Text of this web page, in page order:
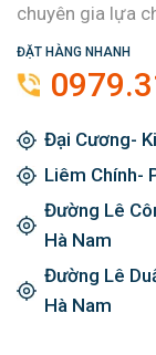
chuyên gia lựa
ĐẶT HÀNG NHANH
Đại Cương-
Liêm Chính-
Đường Lê
Hà Nam
Đường Lê
Hà Nam